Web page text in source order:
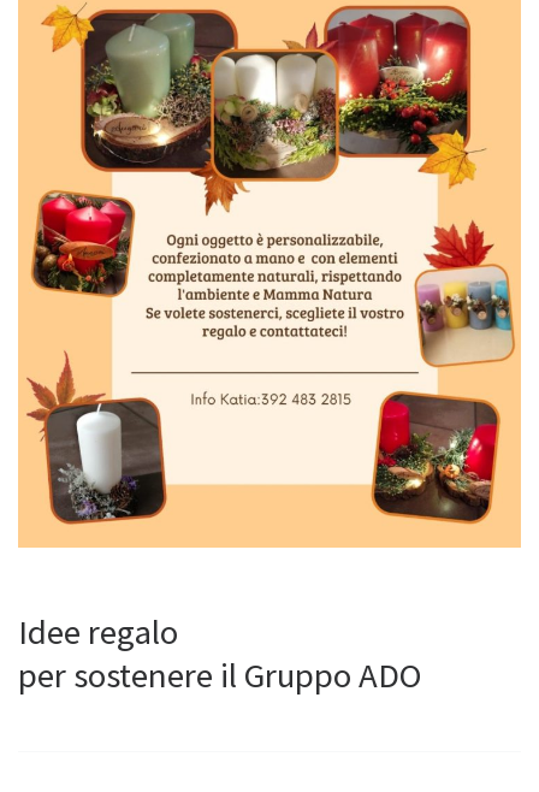
Idee regalo
per sostenere il Gruppo ADO